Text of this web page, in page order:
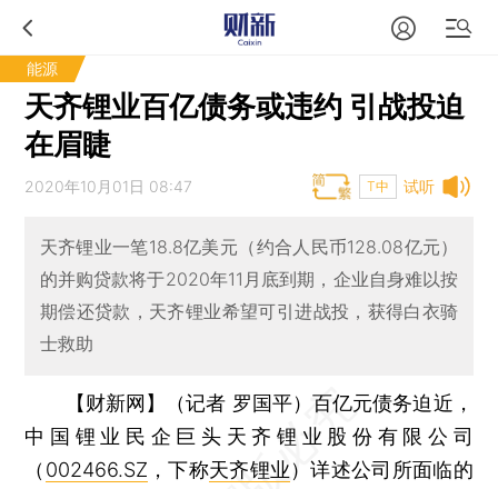
能源
天齐锂业百亿债务或违约 引战投迫
在眉睫
试听
2020年10月01日 08:47 T中
天齐锂业一笔18.8亿美元（约合人民币128.08亿元）
的并购贷款将于2020年11月底到期，企业自身难以按
期偿还贷款，天齐锂业希望可引进战投，获得白衣骑
士救助
【财新网】（记者 罗国平） 百亿元债务迫近，
中国锂业民企巨头天齐锂业股份有限公司
（ 002466.SZ ，下称天齐锂业）详述公司所面临的